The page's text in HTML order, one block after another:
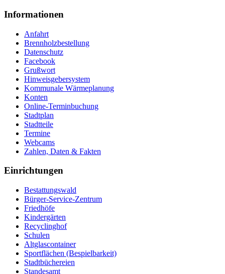
Informationen
Anfahrt
Brennholzbestellung
Datenschutz
Facebook
Grußwort
Hinweisgebersystem
Kommunale Wärmeplanung
Konten
Online-Terminbuchung
Stadtplan
Stadtteile
Termine
Webcams
Zahlen, Daten & Fakten
Einrichtungen
Bestattungswald
Bürger-Service-Zentrum
Friedhöfe
Kindergärten
Recyclinghof
Schulen
Altglascontainer
Sportflächen (Bespielbarkeit)
Stadtbüchereien
Standesamt